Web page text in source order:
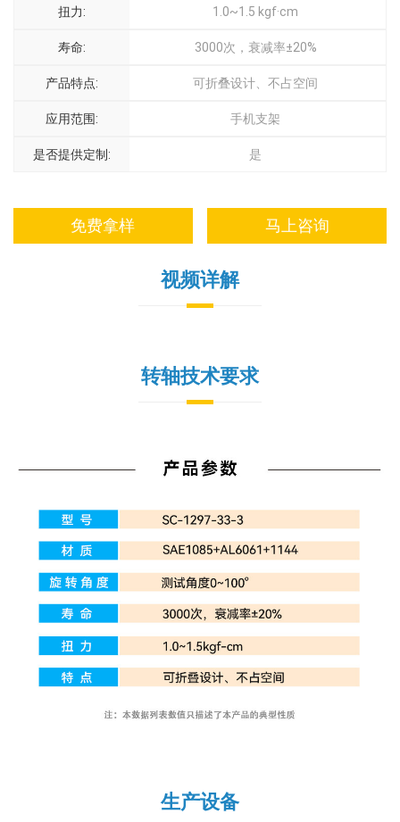
扭力: 1.0~1.5 kgf·cm
寿命: 3000次，衰减率±20%
产品特点: 可折叠设计、不占空间
应用范围: 手机支架
是否提供定制: 是
免费拿样 马上咨询
视频详解
转轴技术要求
生产设备